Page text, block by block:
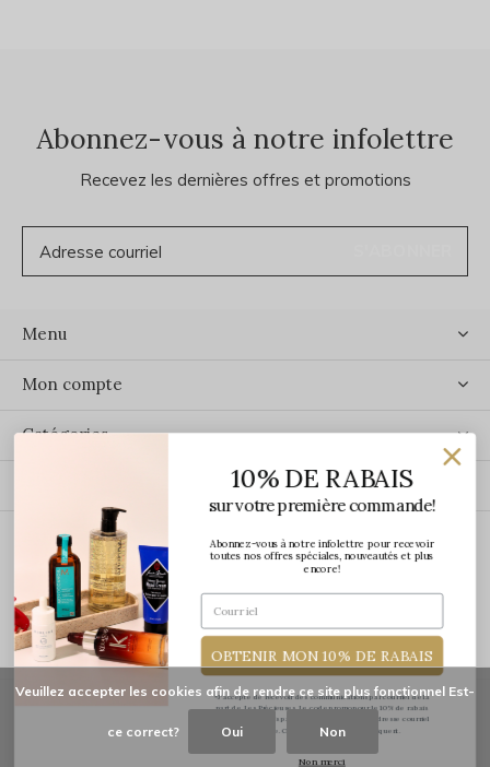
Abonnez-vous à notre infolettre
Recevez les dernières offres et promotions
Menu
Mon compte
Catégories
ÉCRIVEZ-NOUS
© Copyright2026-Les Précieuses
Veuillez accepter les cookies afin de rendre ce site plus fonctionnel Est-
ce correct? Oui Non
10% DE RABAIS
sur votre première commande!
Abonnez-vous à notre infolettre pour recevoir
toutes nos offres spéciales, nouveautés et plus
encore!
OBTENIR MON 10% DE RABAIS
*J'accepte de recevoir des communications par courriel de la
part de Les Précieuses. Le code promo pour le 10% de rabais
vous sera transmis par courriel une fois votre adresse courriel
confirmée. Certaines exclusions s'appliquent.
Non merci